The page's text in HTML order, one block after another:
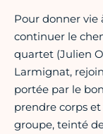
Pour donner vie
continuer le
quartet (Julien
Larmignat,
portée par le
prendre corps et
groupe, teinté